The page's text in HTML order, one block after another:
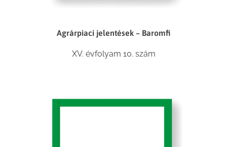
Agrárpiaci jelentések – Baromfi
XV. évfolyam 10. szám